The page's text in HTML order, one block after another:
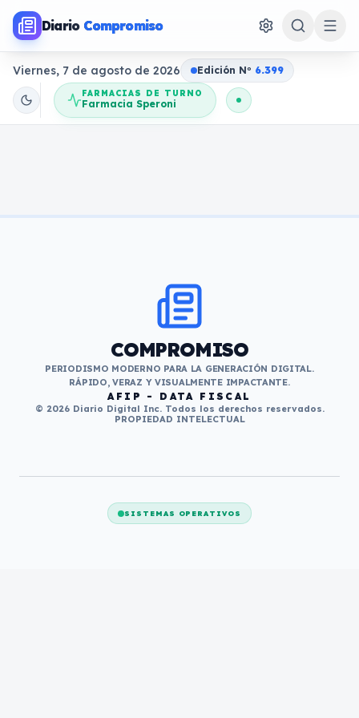
Diario Compromiso
Viernes, 7 de agosto de 2026 Edición No 6.399
FARMACIAS DE TURNO
Farmacia Speroni
COMPROMISO
PERIODISMO MODERNO PARA LA GENERACIÓN DIGITAL.
RÁPIDO, VERAZ Y VISUALMENTE IMPACTANTE.
AFIP - DATA FISCAL
© 2026 Diario Digital Inc. Todos los derechos reservados.
PROPIEDAD INTELECTUAL
SISTEMAS OPERATIVOS